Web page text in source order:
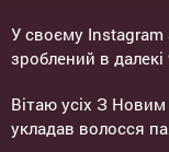
У своєму Instagram
зроблений в далекі
Вітаю усіх З
укладав волосся